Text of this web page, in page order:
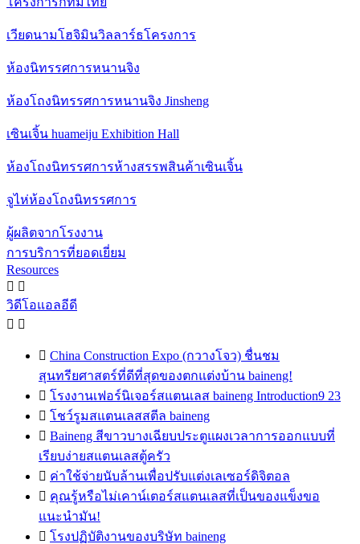
เวียดนามโฮจิมินวิลลาร์ธโครงการ
ห้องนิทรรศการหนานจิง
ห้องโถงนิทรรศการหนานจิง Jinsheng
เซินเจิ้น huameiju Exhibition Hall
ห้องโถงนิทรรศการห้างสรรพสินค้าเซินเจิ้น
จูไห่ห้องโถงนิทรรศการ
ผู้ผลิตจากโรงงาน
การบริการที่ยอดเยี่ยม
Resources
 
วิดีโอแอลอีดี
 
 China Construction Expo (กวางโจว) ชื่นชม
สุนทรียศาสตร์ที่ดีที่สุดของตกแต่งบ้าน baineng!
 โรงงานเฟอร์นิเจอร์สแตนเลส baineng Introduction9 23
 โชว์รูมสแตนเลสสตีล baineng
 Baineng สีขาวบางเฉียบประตูแผงเวลาการออกแบบที่
เรียบง่ายสแตนเลสตู้ครัว
 ค่าใช้จ่ายนับล้านเพื่อปรับแต่งเลเซอร์ดิจิตอล
 คุณรู้หรือไม่เคาน์เตอร์สแตนเลสที่เป็นของแข็งขอ
แนะนำมัน!
 โรงปฏิบัติงานของบริษัท baineng